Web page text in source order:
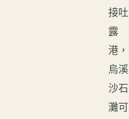
接吐
露
港，
烏溪
沙石
灘可